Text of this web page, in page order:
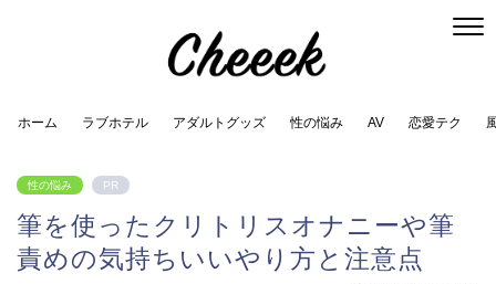
ホーム ラブホテル アダルトグッズ 性の悩み AV 恋愛テク
性の悩み PR
筆を使ったクリトリスオナニーや筆
責めの気持ちいいやり方と注意点